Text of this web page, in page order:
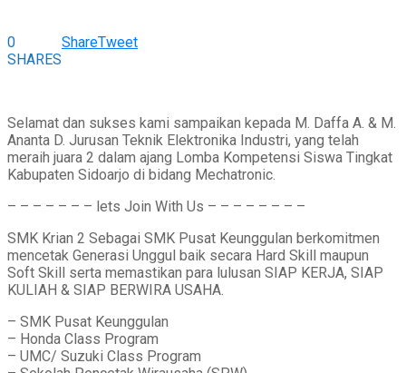
0
SHARES
ShareTweet
Selamat dan sukses kami sampaikan kepada M. Daffa A. & M.
Ananta D. Jurusan Teknik Elektronika Industri, yang telah
meraih juara 2 dalam ajang Lomba Kompetensi Siswa Tingkat
Kabupaten Sidoarjo di bidang Mechatronic.
– – – – – – – lets Join With Us – – – – – – – –
SMK Krian 2 Sebagai SMK Pusat Keunggulan berkomitmen
mencetak Generasi Unggul baik secara Hard Skill maupun
Soft Skill serta memastikan para lulusan SIAP KERJA, SIAP
KULIAH & SIAP BERWIRA USAHA.
– SMK Pusat Keunggulan
– Honda Class Program
– UMC/ Suzuki Class Program